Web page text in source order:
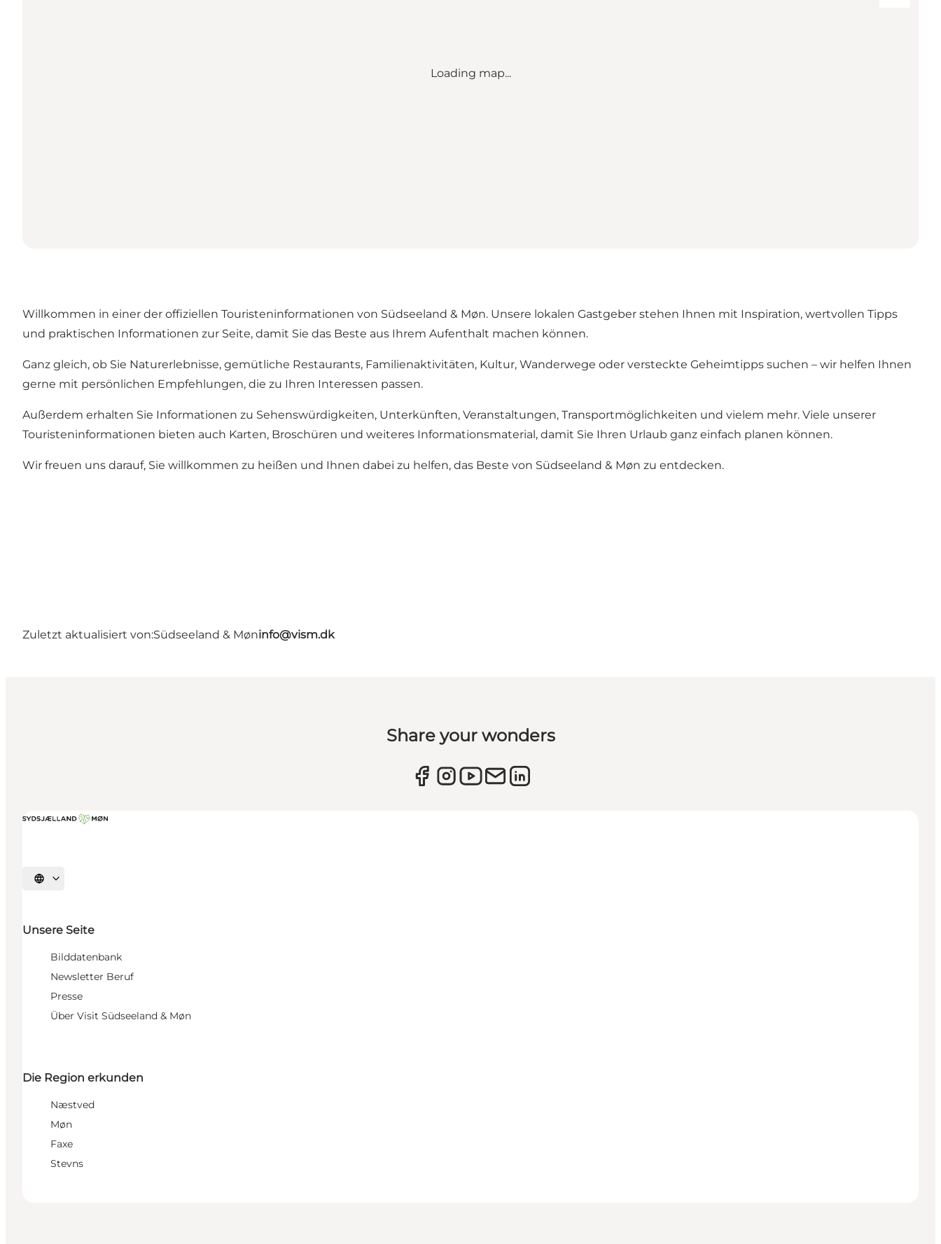
Loading map...
Willkommen in einer der offiziellen Touristeninformationen von Südseeland & Møn. Unsere lokalen Gastgeber stehen Ihnen mit Inspiration, wertvollen Tipps
und praktischen Informationen zur Seite, damit Sie das Beste aus Ihrem Aufenthalt machen können.
Ganz gleich, ob Sie Naturerlebnisse, gemütliche Restaurants, Familienaktivitäten, Kultur, Wanderwege oder versteckte Geheimtipps suchen – wir helfen Ihnen
gerne mit persönlichen Empfehlungen, die zu Ihren Interessen passen.
Außerdem erhalten Sie Informationen zu Sehenswürdigkeiten, Unterkünften, Veranstaltungen, Transportmöglichkeiten und vielem mehr. Viele unserer
Touristeninformationen bieten auch Karten, Broschüren und weiteres Informationsmaterial, damit Sie Ihren Urlaub ganz einfach planen können.
Wir freuen uns darauf, Sie willkommen zu heißen und Ihnen dabei zu helfen, das Beste von Südseeland & Møn zu entdecken.
Zuletzt aktualisiert von:Südseeland & Møninfo@vism.dk
Share your wonders
Sprache auswählen
Unsere Seite
Bilddatenbank
Newsletter Beruf
Presse
Über Visit Südseeland & Møn
Die Region erkunden
Næstved
Møn
Faxe
Stevns